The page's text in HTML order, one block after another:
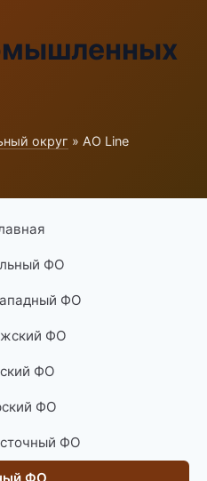
округ » АО Line
ФО
ФО
ФО
ФО
ФО
ФО